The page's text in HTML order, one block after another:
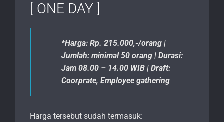
[ ONE DAY ]
*Harga: Rp. 215.000,-/orang |
Jumlah: minimal 50 orang | Durasi:
Jam 08.00 – 14.00 WIB | Draft:
Coorprate, Employee gathering
Harga tersebut sudah termasuk: